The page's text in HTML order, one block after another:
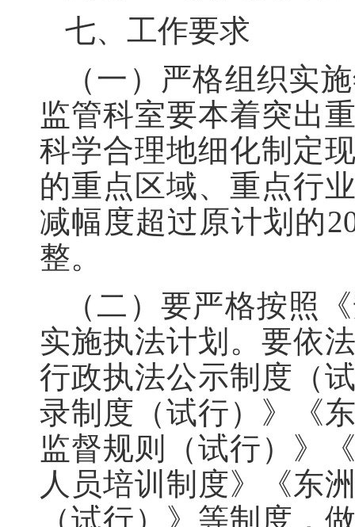
七、工作要求
（一）严格组织实
监管科室要本着突出
科学合理地细化制定
的重点区域、重点行
减幅度超过原计划的
整。
（二）要严格按照
实施执法计划。要依
行政执法公示制度（
录制度（试行）》《
监督规则（试行）》
人员培训制度》《东
（试行）》等制度，